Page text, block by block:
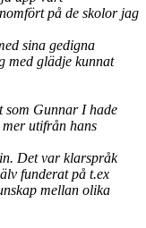
på de skolor jag
sina gedigna
med glädje kunnat
som Gunnar I hade
utifrån hans
Det var klarspråk
funderat på t.ex
mellan olika